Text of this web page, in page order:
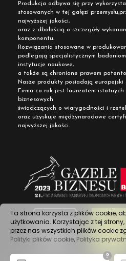
Produkcja odbywa się przy
stosowanych w tej gałęzi
najwyższej jakości,
oraz z dbałością o szczegóły
komponentu.
Rozwiązania stosowane w
podlegają specjalistycznym
instytucje naukowe,
a także są chronione prawem
Nasze produkty posiadają europejski
Firma co rok jest laureatem
biznesowych
świadczących o wiarygodności i
oraz uzyskuje międzynarodowe
najwyższej jakości.
Ta strona korzysta z plików cookie,
użytkowania. Korzystając z tej
przez nas wszystkich plików cookie
Polityki plików cookie, Polityka
?